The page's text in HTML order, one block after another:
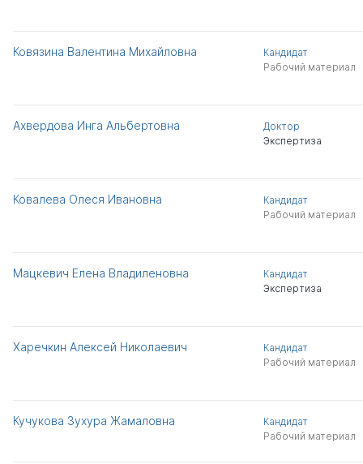
Ковязина Валентина Михайловна
Кандидат
Рабочий материал
Ахвердова Инга Альбертовна
Доктор
Экспертиза
Ковалева Олеся Ивановна
Кандидат
Рабочий материал
Мацкевич Елена Владиленовна
Кандидат
Экспертиза
Харечкин Алексей Николаевич
Кандидат
Рабочий материал
Кучукова Зухура Жамаловна
Кандидат
Рабочий материал